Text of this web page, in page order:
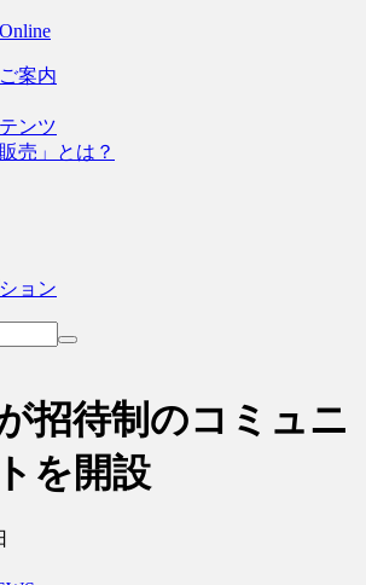
案内
ンツ
売」とは？
ョン
招待制のコミュニ
を開設